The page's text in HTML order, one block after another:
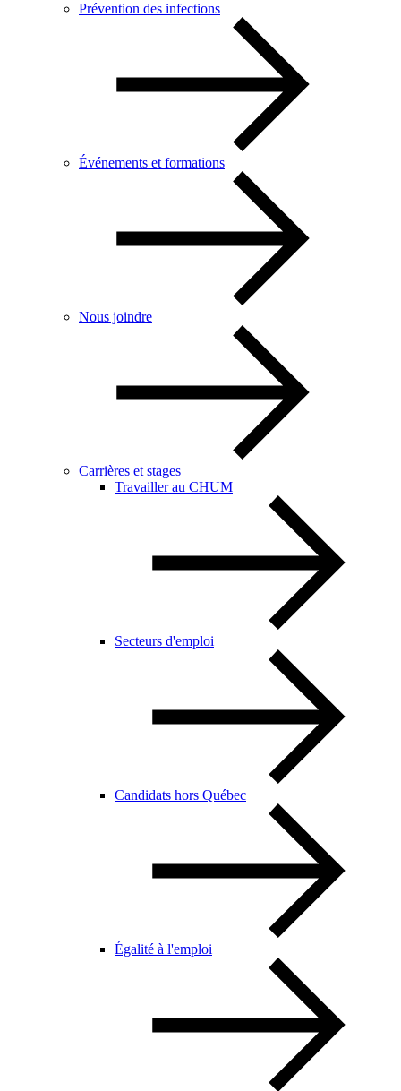
Prévention des infections
Événements et formations
Nous joindre
Carrières et stages
Travailler au CHUM
Secteurs d'emploi
Candidats hors Québec
Égalité à l'emploi